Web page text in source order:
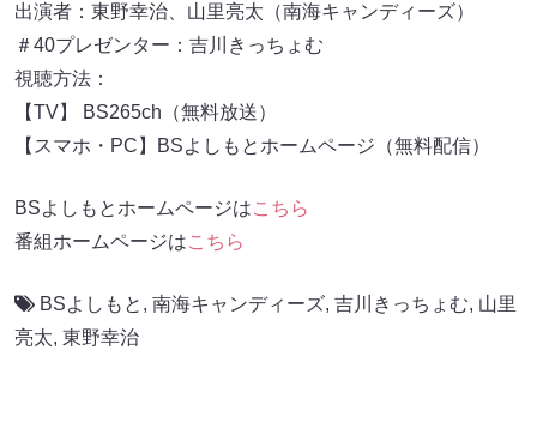
出演者：東野幸治、山里亮太（南海キャンディーズ）
＃40プレゼンター：吉川きっちょむ
視聴方法：
【TV】 BS265ch（無料放送）
【スマホ・PC】BSよしもとホームページ（無料配信）
BSよしもとホームページはこちら
番組ホームページはこちら
BSよしもと , 南海キャンディーズ, 吉川きっちょむ, 山里
亮太, 東野幸治